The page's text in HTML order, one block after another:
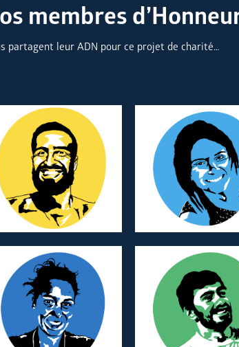
membres
partagent leur ADN pour ce projet de charité…
Marion GEMME
Vice-Présidente
Lénaïc
Membre d’Honneur
Team Web
Maxime AMIARD
Membre d’Honneur
Team Social Media
Sabine
Membre d’Honneur
Team Branding